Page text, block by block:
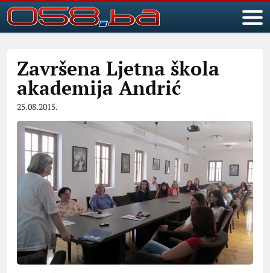
Završena Ljetna škola
akademija Andrić
25.08.2015.